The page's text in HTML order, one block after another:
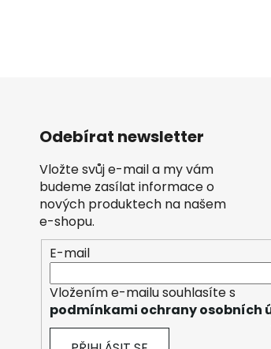
Odebírat newsletter
Vložte svůj e-mail a my vám
budeme zasílat informace o
nových produktech na našem
e-shopu.
E-mail
Vložením e-mailu souhlasíte s
podmínkami ochrany osobních